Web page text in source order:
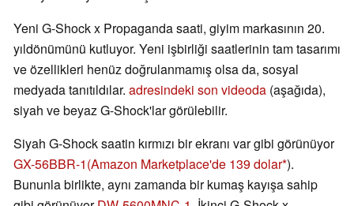
Yeni G-Shock x Propaganda saati, giyim markasının 20.
yıldönümünü kutluyor. Yeni işbirliği saatlerinin tam tasarımı
ve özellikleri henüz doğrulanmamış olsa da, sosyal
medyada tanıtıldılar. adresindeki son videoda (aşağıda),
siyah ve beyaz G-Shock'lar görülebilir.
Siyah G-Shock saatin kırmızı bir ekranı var gibi görünüyor
GX-56BBR-1(Amazon Marketplace'de 139 dolar ).
Bununla birlikte, aynı zamanda bir kumaş kayışa sahip